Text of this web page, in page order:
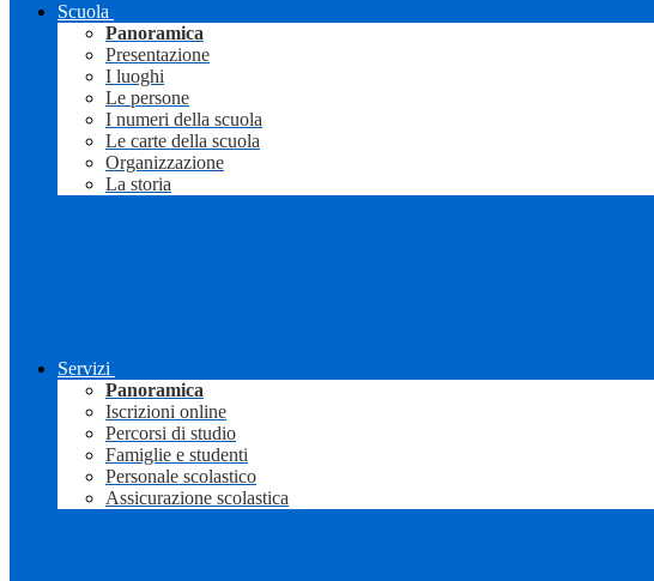
Scuola
Panoramica
Presentazione
I luoghi
Le persone
I numeri della scuola
Le carte della scuola
Organizzazione
La storia
Servizi
Panoramica
Iscrizioni online
Percorsi di studio
Famiglie e studenti
Personale scolastico
Assicurazione scolastica